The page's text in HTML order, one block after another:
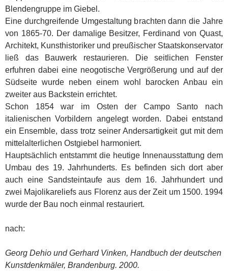
Blendengruppe im Giebel.
Eine durchgreifende Umgestaltung brachten dann die Jahre
von 1865-70. Der damalige Besitzer, Ferdinand von Quast,
Architekt, Kunsthistoriker und preußischer Staatskonservator
ließ das Bauwerk restaurieren. Die seitlichen Fenster
erfuhren dabei eine neogotische Vergrößerung und auf der
Südseite wurde neben einem wohl barocken Anbau ein
zweiter aus Backstein errichtet.
Schon 1854 war im Osten der Campo Santo nach
italienischen Vorbildern angelegt worden. Dabei entstand
ein Ensemble, dass trotz seiner Andersartigkeit gut mit dem
mittelalterlichen Ostgiebel harmoniert.
Hauptsächlich entstammt die heutige Innenausstattung dem
Umbau des 19. Jahrhunderts. Es befinden sich dort aber
auch eine Sandsteintaufe aus dem 16. Jahrhundert und
zwei Majolikareliefs aus Florenz aus der Zeit um 1500. 1994
wurde der Bau noch einmal restauriert.
nach:
Georg Dehio und Gerhard Vinken, Handbuch der deutschen
Kunstdenkmäler, Brandenburg. 2000.